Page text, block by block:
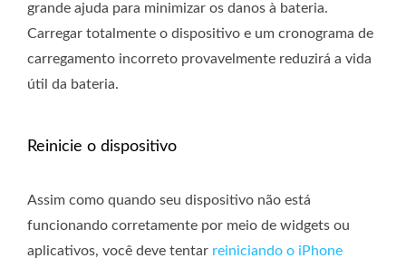
grande ajuda para minimizar os danos à bateria.
Carregar totalmente o dispositivo e um cronograma de
carregamento incorreto provavelmente reduzirá a vida
útil da bateria.
Reinicie o dispositivo
Assim como quando seu dispositivo não está
funcionando corretamente por meio de widgets ou
aplicativos, você deve tentar reiniciando o iPhone